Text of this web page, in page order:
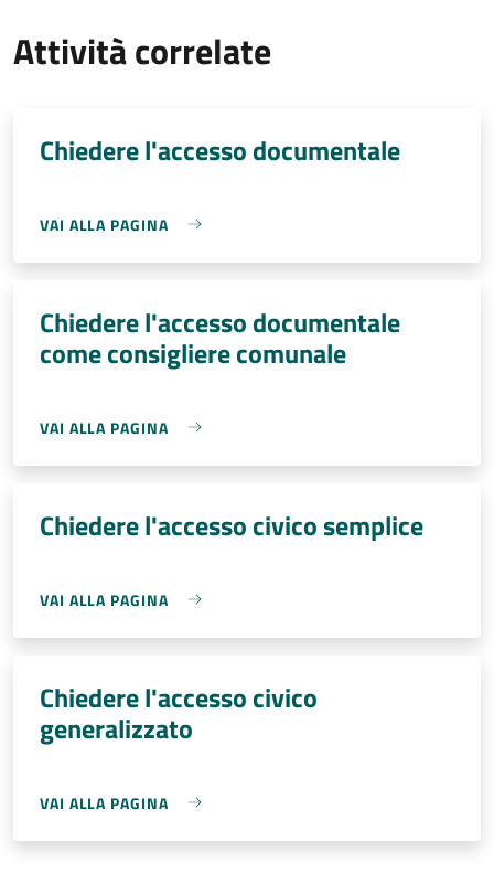
Attività correlate
Chiedere l'accesso documentale
VAI ALLA PAGINA
Chiedere l'accesso documentale
come consigliere comunale
VAI ALLA PAGINA
Chiedere l'accesso civico semplice
VAI ALLA PAGINA
Chiedere l'accesso civico
generalizzato
VAI ALLA PAGINA